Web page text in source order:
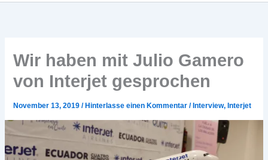
Wir haben mit Julio Gamero
von Interjet gesprochen
November 13, 2019/ Hinterlasse einen Kommentar / Interview, Interjet